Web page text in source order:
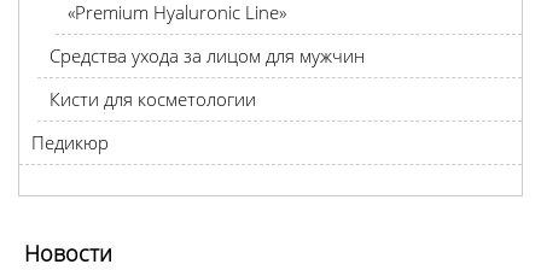
«Premium Hyaluronic Line»
Средства ухода за лицом для мужчин
Кисти для косметологии
Педикюр
Новости